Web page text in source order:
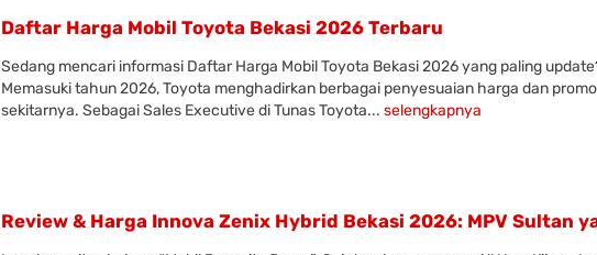
Daftar Harga Mobil Toyota Bekasi 2026 Terbaru
Sedang mencari informasi Daftar Harga Mobil Toyota Bekasi 2026 yang paling
Memasuki tahun 2026, Toyota menghadirkan berbagai penyesuaian harga dan
sekitarnya. Sebagai Sales Executive di Tunas Toyota... selengkapnya
Review & Harga Innova Zenix Hybrid Bekasi 2026: MPV Sultan